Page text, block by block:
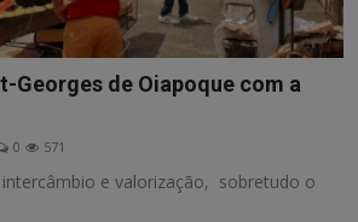
Georges de Oiapoque com a
0 571
e valorização, sobretudo o